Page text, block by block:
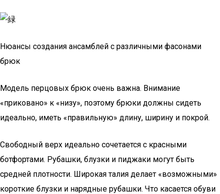
Нюансы создания ансамблей с различными фасонами
брюк
Модель перцовых брюк очень важна. Внимание
«приковано» к «низу», поэтому брюки должны сидеть
идеально, иметь «правильную» длину, ширину и покрой.
Свободный верх идеально сочетается с красными
ботфортами. Рубашки, блузки и пиджаки могут быть
средней плотности. Широкая талия делает «возможными»
короткие блузки и нарядные рубашки. Что касается обуви